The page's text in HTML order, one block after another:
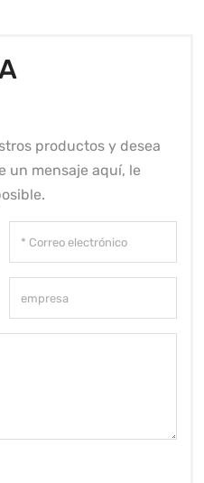
productos y desea
un mensaje aquí, le